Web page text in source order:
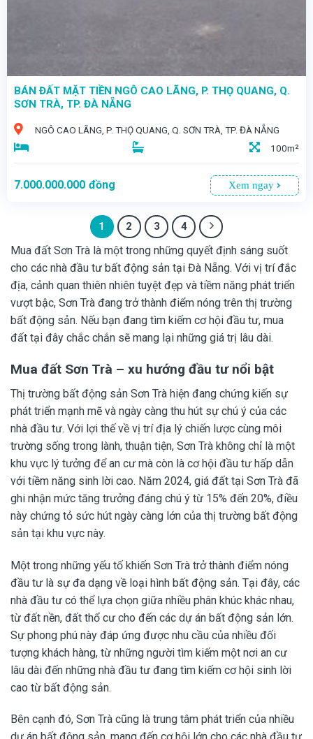
BÁN ĐẤT MẶT TIỀN NGÔ CAO LÃNG, P. THỌ QUANG, Q.
SƠN TRÀ, TP. ĐÀ NẴNG
NGÔ CAO LÃNG, P. THỌ QUANG, Q. SƠN TRÀ, TP. ĐÀ NẴNG
100m²
7.000.000.000 đồng Xem ngay
1 2 3 4
Mua đất Sơn Trà là một trong những quyết định sáng suốt
cho các nhà đầu tư bất động sản tại Đà Nẵng. Với vị trí đắc
địa, cảnh quan thiên nhiên tuyệt đẹp và tiềm năng phát triển
vượt bậc, Sơn Trà đang trở thành điểm nóng trên thị trường
bất động sản. Nếu bạn đang tìm kiếm cơ hội đầu tư, mua
đất tại đây chắc chắn sẽ mang lại những giá trị lâu dài.
Mua đất Sơn Trà – xu hướng đầu tư nổi bật
Thị trường bất động sản Sơn Trà hiện đang chứng kiến sự
phát triển mạnh mẽ và ngày càng thu hút sự chú ý của các
nhà đầu tư. Với lợi thế về vị trí địa lý chiến lược cùng môi
trường sống trong lành, thuận tiện, Sơn Trà không chỉ là một
khu vực lý tưởng để an cư mà còn là cơ hội đầu tư hấp dẫn
với tiềm năng sinh lời cao. Năm 2024, giá đất tại Sơn Trà đã
ghi nhận mức tăng trưởng đáng chú ý từ 15% đến 20%, điều
này chứng tỏ sức hút ngày càng lớn của thị trường bất động
sản tại khu vực này.
Một trong những yếu tố khiến Sơn Trà trở thành điểm nóng
đầu tư là sự đa dạng về loại hình bất động sản. Tại đây, các
nhà đầu tư có thể lựa chọn giữa nhiều phân khúc khác nhau,
từ đất nền, đất thổ cư cho đến các dự án bất động sản lớn.
Sự phong phú này đáp ứng được nhu cầu của nhiều đối
tượng khách hàng, từ những người tìm kiếm một nơi an cư
lâu dài đến những nhà đầu tư đang tìm kiếm cơ hội sinh lời
cao từ bất động sản.
Bên cạnh đó, Sơn Trà cũng là trung tâm phát triển của nhiều